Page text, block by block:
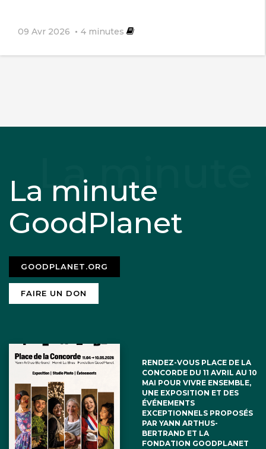
09 Avr 2026 4 minutes
La minute
GoodPlanet
GOODPLANET.ORG
FAIRE UN DON
RENDEZ-VOUS PLACE DE LA
CONCORDE DU 11 AVRIL AU 10
MAI POUR VIVRE ENSEMBLE,
UNE EXPOSITION ET DES
ÉVÉNEMENTS
EXCEPTIONNELS PROPOSÉS
PAR YANN ARTHUS-
BERTRAND ET LA
FONDATION GOODPLANET